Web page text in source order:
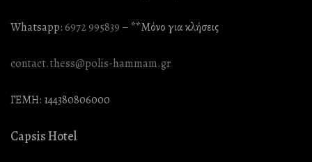
Whatsapp:6972 995839 – **Mόνο για κλήσεις
contact.thess@polis-hammam.gr
ΓΕΜΗ: 144380806000
Capsis Hotel